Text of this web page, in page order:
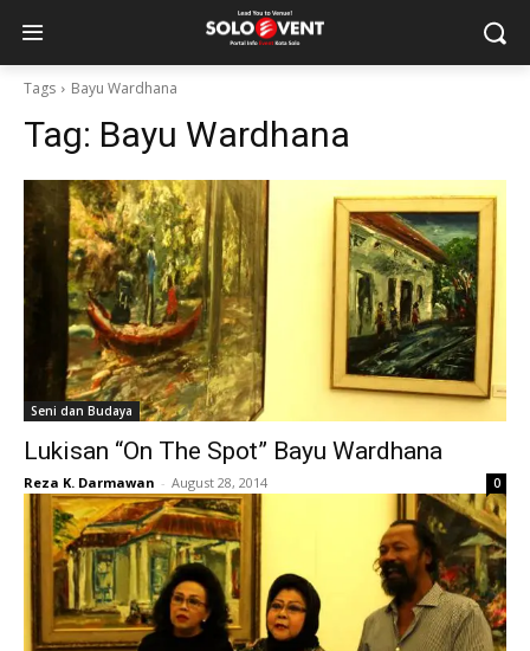
Tags Bayu Wardhana
Tag: Bayu Wardhana
Seni dan Budaya
Lukisan “On The Spot” Bayu Wardhana
Reza K. Darmawan - August 28, 2014 0